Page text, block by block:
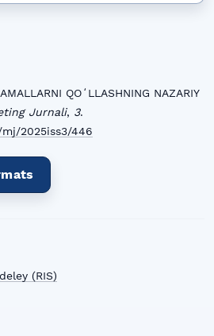
QOʻLLASHNING NAZARIY
Jurnali, 3.
2025iss3/446
(RIS)